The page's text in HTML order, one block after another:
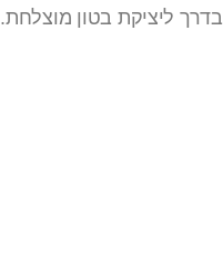
ליציקת בטון מוצלחת.